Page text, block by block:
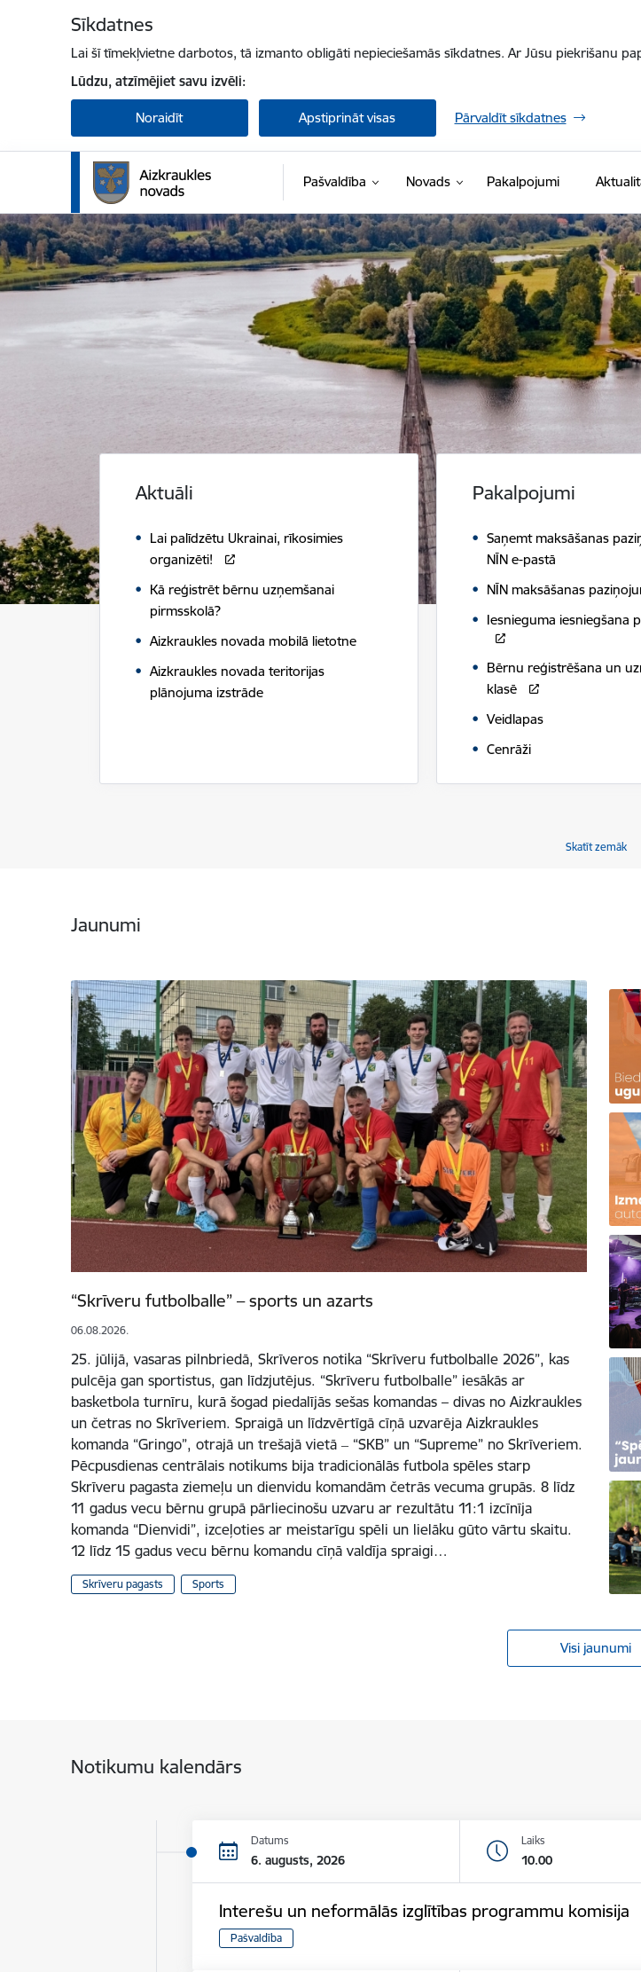
Sīkdatnes
Lai šī tīmekļvietne darbotos, tā izmanto obligāti nepieciešamās sīkdatnes. Ar Jūsu piekrišanu
Lūdzu, atzīmējiet savu izvēli:
Noraidīt Apstiprināt visas Pārvaldīt sīkdatnes
Pašvaldība Novads Pakalpojumi
Aizkraukles novada pašvaldība
Aktuāli
Lai palīdzētu Ukrainai, rīkosimies
organizēti!
Kā reģistrēt bērnu uzņemšanai
pirmsskolā?
Aizkraukles novada mobilā lietotne
Aizkraukles novada teritorijas
plānojuma izstrāde
Pakalpojumi
Saņemt maksāšanas
NĪN e-pastā
NĪN maksāšanas
Iesnieguma iesniegšana
Bērnu reģistrēšana un
klasē
Veidlapas
Cenrāži
Skatīt zemāk
Jaunumi
“Skrīveru futbolballe” – sports un azarts
06.08.2026.
25. jūlijā, vasaras pilnbriedā, Skrīveros notika “Skrīveru futbolballe 2026”, kas
pulcēja gan sportistus, gan līdzjutējus. “Skrīveru futbolballe” iesākās ar
basketbola turnīru, kurā šogad piedalījās sešas komandas – divas no Aizkraukles
un četras no Skrīveriem. Spraigā un līdzvērtīgā cīņā uzvarēja Aizkraukles
komanda “Gringo”, otrajā un trešajā vietā ‒ “SKB” un “Supreme” no Skrīveriem.
Pēcpusdienas centrālais notikums bija tradicionālās futbola spēles starp
Skrīveru pagasta ziemeļu un dienvidu komandām četrās vecuma grupās. 8 līdz
11 gadus vecu bērnu grupā pārliecinošu uzvaru ar rezultātu 11:1 izcīnīja
komanda “Dienvidi”, izceļoties ar meistarīgu spēli un lielāku gūto vārtu skaitu.
12 līdz 15 gadus vecu bērnu komandu cīņā valdīja spraigi…
Skrīveru pagasts Sports
Visi jaunumi
Notikumu kalendārs
Datums
6. augusts, 2026
Laiks
10.00
Interešu un neformālās izglītības programmu komisija
Pašvaldība